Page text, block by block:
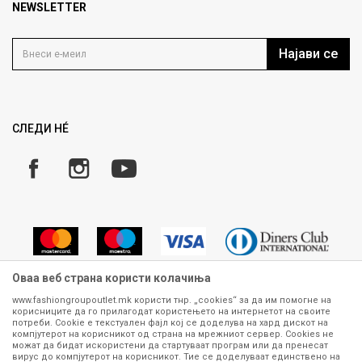
Продавница
Кариера
Политика на приватност
Како да купите
Замена и рефундација на производи
Плаќање
NEWSLETTER
Најави се
СЛЕДИ НÉ
Сите информации околу производите кои се изложени на нашата
онлајн продавница се стремиме да бидат конкретни, точни и прецизни,
меѓутоа не можеме да гарантираме дека се без ниту една грешка или
Оваа веб страна користи колачиња
www.fashiongroupoutlet.mk користи тнр. „cookies“ за да им помогне на
корисниците да го прилагодат користењето на интернетот на своите
потреби. Cookie е текстуален фајл кој се доделува на хард дискот на
компјутерот на корисникот од страна на мрежниот сервер. Cookies не
можат да бидат искористени да стартуваат програм или да пренесат
вирус до компјутерот на корисникот. Тие се доделуваат единствено на